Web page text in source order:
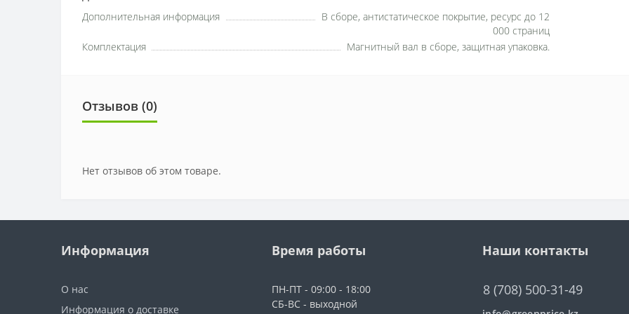
Дополнительная информация
В сборе, антистатическое покрытие, ресурс до 12
000 страниц
Комплектация
Магнитный вал в сборе, защитная упаковка.
Отзывов (0)
Нет отзывов об этом товаре.
Информация
О нас
Информация о доставке
Время работы
ПН-ПТ - 09:00 - 18:00
СБ-ВС - выходной
Наши контакты
8 (708) 500-31-49